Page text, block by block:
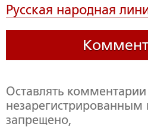
Русская народная
Оставлять комментарии
незарегистрированным
запрещено,